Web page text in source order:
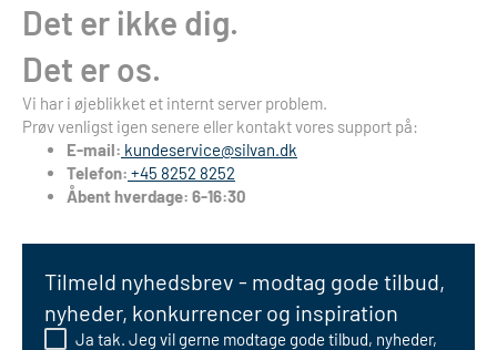
Det er ikke dig.
Det er os.
Vi har i øjeblikket et internt server problem.
Prøv venligst igen senere eller kontakt vores support på:
E-mail: kundeservice@silvan.dk
Telefon: +45 8252 8252
Åbent hverdage: 6-16:30
Tilmeld nyhedsbrev - modtag gode tilbud,
nyheder, konkurrencer og inspiration
Ja tak. Jeg vil gerne modtage gode tilbud, nyheder,